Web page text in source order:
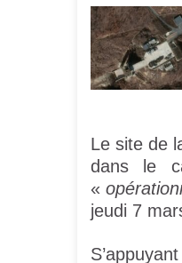
Le site de
dans le
«
jeudi 7